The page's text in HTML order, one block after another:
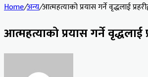
Home/अन्य/आत्महत्याको प्रयास गर्ने वृद्धलाई
आत्महत्याको प्रयास गर्ने वृद्धलाई